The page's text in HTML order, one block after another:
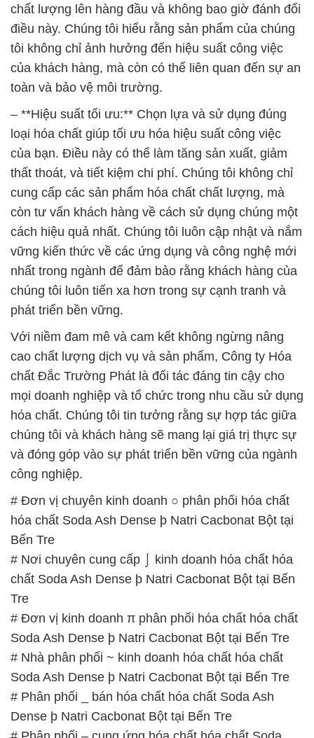
chất lượng lên hàng đầu và không bao giờ đánh đổi
điều này. Chúng tôi hiểu rằng sản phẩm của chúng
tôi không chỉ ảnh hưởng đến hiệu suất công việc
của khách hàng, mà còn có thể liên quan đến sự an
toàn và bảo vệ môi trường.
– **Hiệu suất tối ưu:** Chọn lựa và sử dụng đúng
loại hóa chất giúp tối ưu hóa hiệu suất công việc
của bạn. Điều này có thể làm tăng sản xuất, giảm
thất thoát, và tiết kiệm chi phí. Chúng tôi không chỉ
cung cấp các sản phẩm hóa chất chất lượng, mà
còn tư vấn khách hàng về cách sử dụng chúng một
cách hiệu quả nhất. Chúng tôi luôn cập nhật và nắm
vững kiến thức về các ứng dụng và công nghệ mới
nhất trong ngành để đảm bảo rằng khách hàng của
chúng tôi luôn tiến xa hơn trong sự cạnh tranh và
phát triển bền vững.
Với niềm đam mê và cam kết không ngừng nâng
cao chất lượng dịch vụ và sản phẩm, Công ty Hóa
chất Đắc Trường Phát là đối tác đáng tin cậy cho
mọi doanh nghiệp và tổ chức trong nhu cầu sử dụng
hóa chất. Chúng tôi tin tưởng rằng sự hợp tác giữa
chúng tôi và khách hàng sẽ mang lại giá trị thực sự
và đóng góp vào sự phát triển bền vững của ngành
công nghiệp.
# Đơn vị chuyên kinh doanh ○ phân phối hóa chất
hóa chất Soda Ash Dense þ Natri Cacbonat Bột tại
Bến Tre
# Nơi chuyên cung cấp ⌡ kinh doanh hóa chất hóa
chất Soda Ash Dense þ Natri Cacbonat Bột tại Bến
Tre
# Đơn vị kinh doanh π phân phối hóa chất hóa chất
Soda Ash Dense þ Natri Cacbonat Bột tại Bến Tre
# Nhà phân phối ~ kinh doanh hóa chất hóa chất
Soda Ash Dense þ Natri Cacbonat Bột tại Bến Tre
# Phân phối _ bán hóa chất hóa chất Soda Ash
Dense þ Natri Cacbonat Bột tại Bến Tre